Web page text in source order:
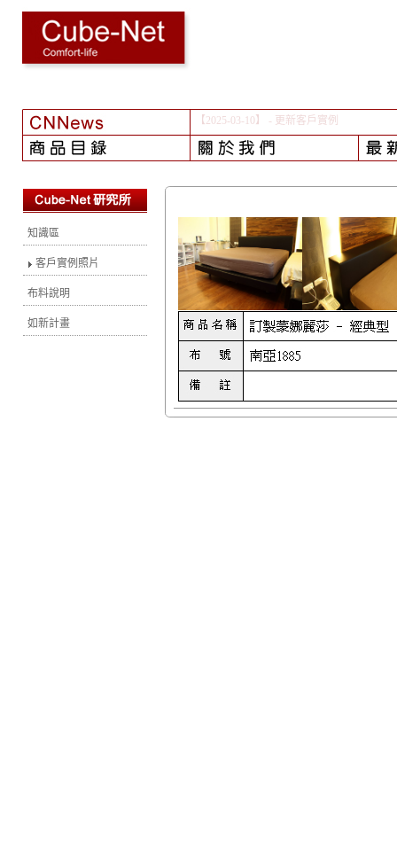
【2024-08-01】 - 颱風之後...
知識區
客戶實例照片
布料說明
如新計畫